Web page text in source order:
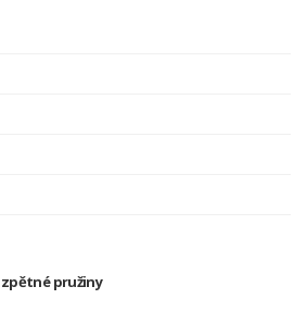
zpětné pružiny